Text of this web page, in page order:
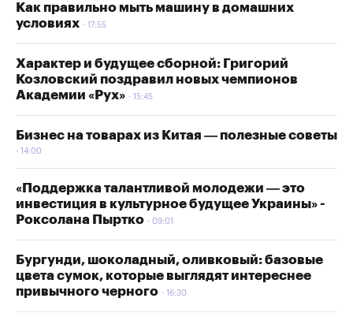
Как правильно мыть машину в домашних
условиях
17:55
Характер и будущее сборной: Григорий
Козловский поздравил новых чемпионов
Академии «Рух»
15:45
Бизнес на товарах из Китая — полезные советы
14:00
«Поддержка талантливой молодежи — это
инвестиция в культурное будущее Украины» -
Роксолана Пыртко
09:01
Бургунди, шоколадный, оливковый: базовые
цвета сумок, которые выглядят интереснее
привычного черного
16:30